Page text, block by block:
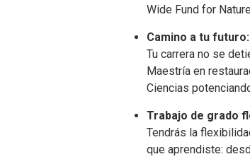
Wide Fund for
Camino a tu
Tu carrera no se
Maestría en
Ciencias
Trabajo de grado
Tendrás la
que aprendiste: